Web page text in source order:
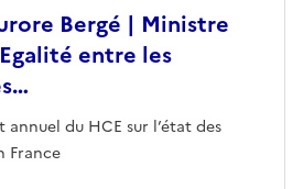
Bergé | Ministre
entre les
annuel du HCE sur l’état des
France